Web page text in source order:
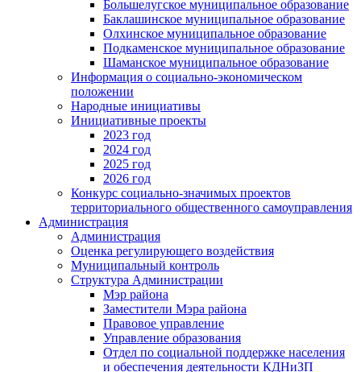
Большелугское муниципальное образование
Баклашинское муниципальное образование
Олхинское муниципальное образование
Подкаменское муниципальное образование
Шаманское муниципальное образование
Информация о социально-экономическом
положении
Народные инициативы
Инициативные проекты
2023 год
2024 год
2025 год
2026 год
Конкурс социально-значимых проектов
территориального общественного самоуправления
Администрация
Администрация
Оценка регулирующего воздействия
Муниципальный контроль
Структура Администрации
Мэр района
Заместители Мэра района
Правовое управление
Управление образования
Отдел по социальной поддержке населения
и обеспечения деятельности КДНиЗП